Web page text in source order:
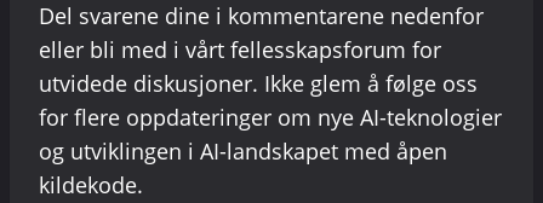
Del svarene dine i kommentarene nedenfor
eller bli med i vårt fellesskapsforum for
utvidede diskusjoner. Ikke glem å følge oss
for flere oppdateringer om nye AI-teknologier
og utviklingen i AI-landskapet med åpen
kildekode.